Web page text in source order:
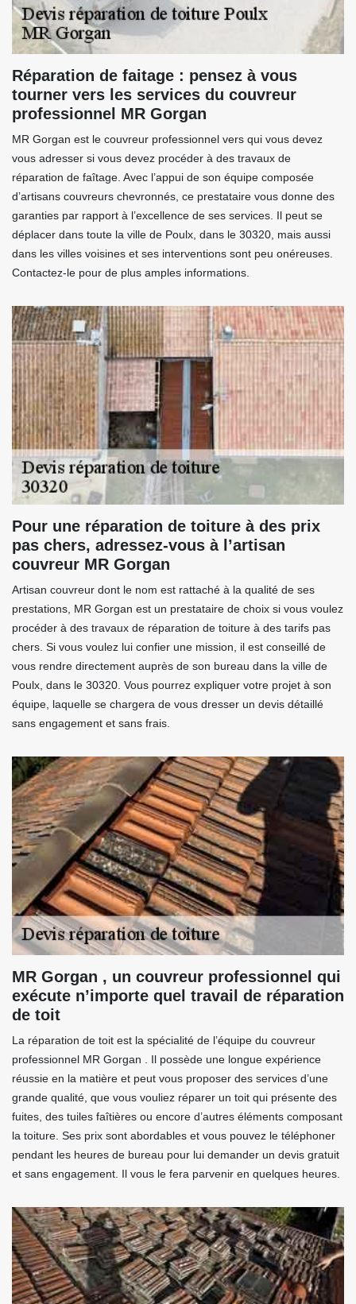
Réparation de faitage : pensez à vous
tourner vers les services du couvreur
professionnel MR Gorgan
MR Gorgan est le couvreur professionnel vers qui vous devez
vous adresser si vous devez procéder à des travaux de
réparation de faîtage. Avec l’appui de son équipe composée
d’artisans couvreurs chevronnés, ce prestataire vous donne des
garanties par rapport à l’excellence de ses services. Il peut se
déplacer dans toute la ville de Poulx, dans le 30320, mais aussi
dans les villes voisines et ses interventions sont peu onéreuses.
Contactez-le pour de plus amples informations.
Pour une réparation de toiture à des prix
pas chers, adressez-vous à l’artisan
couvreur MR Gorgan
Artisan couvreur dont le nom est rattaché à la qualité de ses
prestations, MR Gorgan est un prestataire de choix si vous voulez
procéder à des travaux de réparation de toiture à des tarifs pas
chers. Si vous voulez lui confier une mission, il est conseillé de
vous rendre directement auprès de son bureau dans la ville de
Poulx, dans le 30320. Vous pourrez expliquer votre projet à son
équipe, laquelle se chargera de vous dresser un devis détaillé
sans engagement et sans frais.
MR Gorgan , un couvreur professionnel qui
exécute n’importe quel travail de réparation
de toit
La réparation de toit est la spécialité de l’équipe du couvreur
professionnel MR Gorgan . Il possède une longue expérience
réussie en la matière et peut vous proposer des services d’une
grande qualité, que vous vouliez réparer un toit qui présente des
fuites, des tuiles faîtières ou encore d’autres éléments composant
la toiture. Ses prix sont abordables et vous pouvez le téléphoner
pendant les heures de bureau pour lui demander un devis gratuit
et sans engagement. Il vous le fera parvenir en quelques heures.